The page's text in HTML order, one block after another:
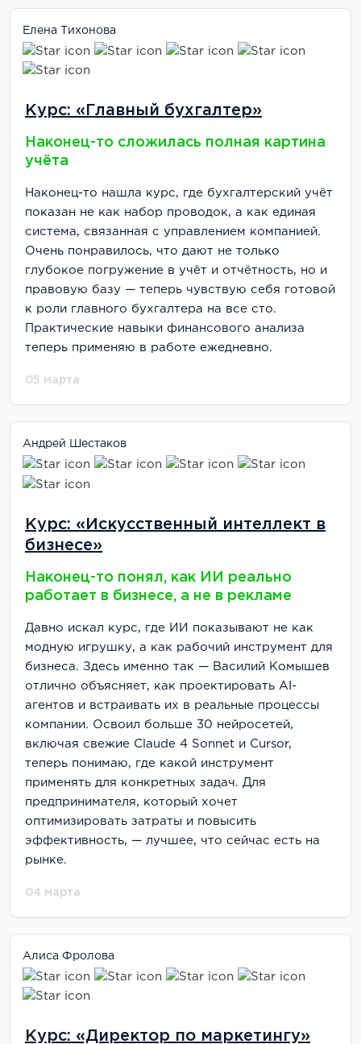
Елена Тихонова
Курс: «Главный бухгалтер»
Наконец-то сложилась полная картина
учёта
Наконец-то нашла курс, где бухгалтерский учёт
показан не как набор проводок, а как единая
система, связанная с управлением компанией.
Очень понравилось, что дают не только
глубокое погружение в учёт и отчётность, но и
правовую базу — теперь чувствую себя готовой
к роли главного бухгалтера на все сто.
Практические навыки финансового анализа
теперь применяю в работе ежедневно.
05 марта
Андрей Шестаков
Курс: «Искусственный интеллект в
бизнесе»
Наконец-то понял, как ИИ реально
работает в бизнесе, а не в рекламе
Давно искал курс, где ИИ показывают не как
модную игрушку, а как рабочий инструмент для
бизнеса. Здесь именно так — Василий Комышев
отлично объясняет, как проектировать AI-
агентов и встраивать их в реальные процессы
компании. Освоил больше 30 нейросетей,
включая свежие Claude 4 Sonnet и Cursor,
теперь понимаю, где какой инструмент
применять для конкретных задач. Для
предпринимателя, который хочет
оптимизировать затраты и повысить
эффективность, — лучшее, что сейчас есть на
рынке.
04 марта
Алиса Фролова
Курс: «Директор по маркетингу»